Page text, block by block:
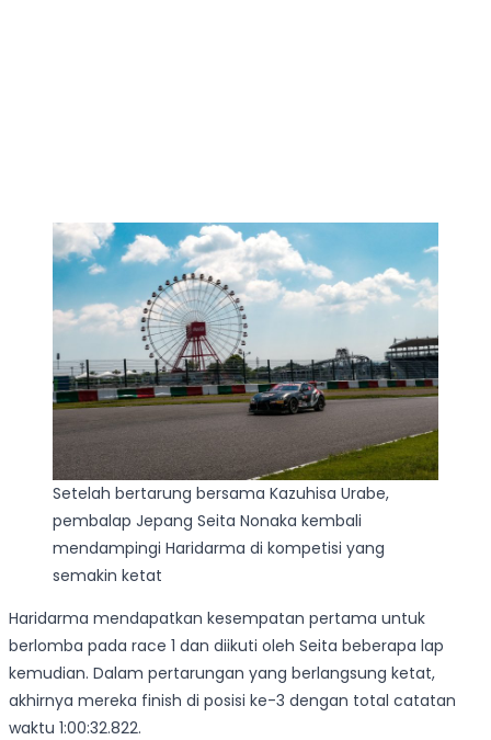
Setelah bertarung bersama Kazuhisa Urabe,
pembalap Jepang Seita Nonaka kembali
mendampingi Haridarma di kompetisi yang
semakin ketat
Haridarma mendapatkan kesempatan pertama untuk
berlomba pada race 1 dan diikuti oleh Seita beberapa lap
kemudian. Dalam pertarungan yang berlangsung ketat,
akhirnya mereka finish di posisi ke-3 dengan total catatan
waktu 1:00:32.822.